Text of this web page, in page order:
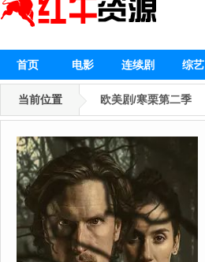
首页 电影 连续剧 综艺
当前位置 欧美剧/寒栗第二季